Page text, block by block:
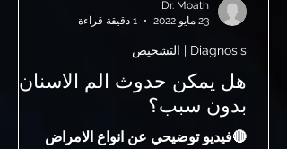
هل يمكن حدوث الم الاسنان
بدون سبب؟
🔴فيديو توضيحي عن انواع الامراض
Diagnosis | التشخيص
Dr. Moath
23 مايو 2022
1 دقيقة قراءة